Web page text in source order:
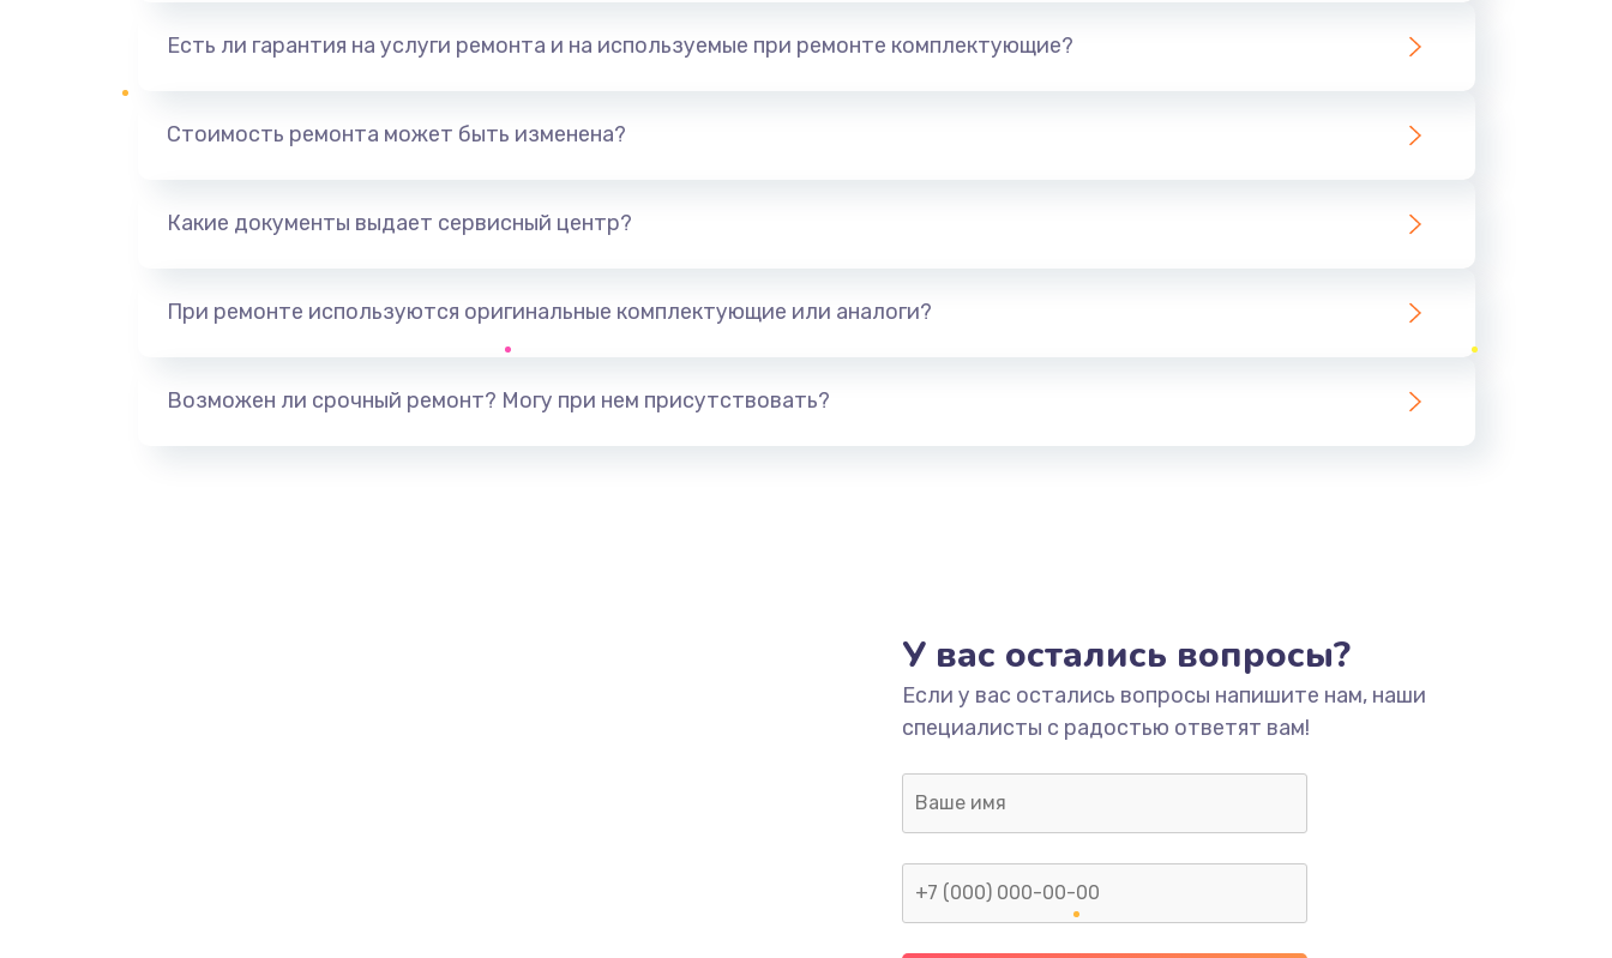
Есть ли гарантия на услуги ремонта и на используемые при ремонте комплектующие?
Стоимость ремонта может быть изменена?
Какие документы выдает сервисный центр?
При ремонте используются оригинальные комплектующие или аналоги?
Возможен ли срочный ремонт? Могу при нем присутствовать?
У вас остались вопросы?
Если у вас остались вопросы напишите нам, наши
специалисты с радостью ответят вам!